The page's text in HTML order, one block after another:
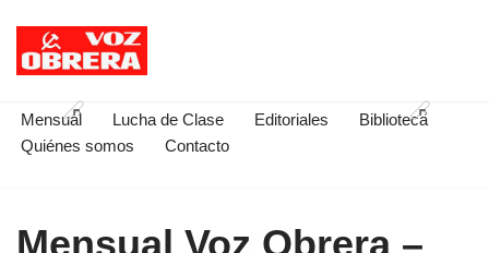
Saltar
contenido
Mensual Lucha de Clase Editoriales
Biblioteca
Quiénes somos
Contacto
Mensual Voz Obrera –